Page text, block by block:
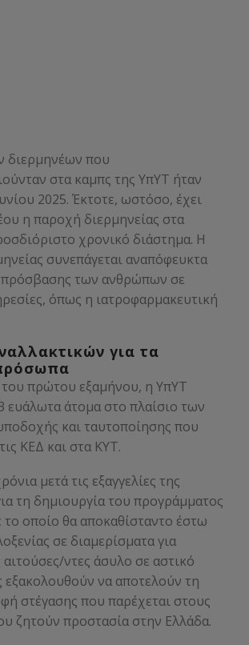
διερμηνέων που
στα καμπς της ΥπΥΤ ήταν
2025. Έκτοτε, ωστόσο, έχει
η παροχή διερμηνείας στα
χρονικό διάστημα. Η
συνεπάγεται αναπόφευκτα
πρόσβασης των ανθρώπων σε
όπως η ιατροφαρμακευτική
για τα
πρώτου εξαμήνου, η ΥπΥΤ
ευάλωτα άτομα στο πλαίσιο των
και ταυτοποίησης που
ΚΕΔ και στα ΚΥΤ.
μετά τις εξαγγελίες της
τη δημιουργία του προγράμματος
το οποίο θα αποκαθίσταντο έστω
σε διαμερίσματα για
ντες άσυλο σε αστικό
εξακολουθούν να αποτελούν τη
στέγασης που παρέχεται στους
ζητούν προστασία στην Ελλάδα.